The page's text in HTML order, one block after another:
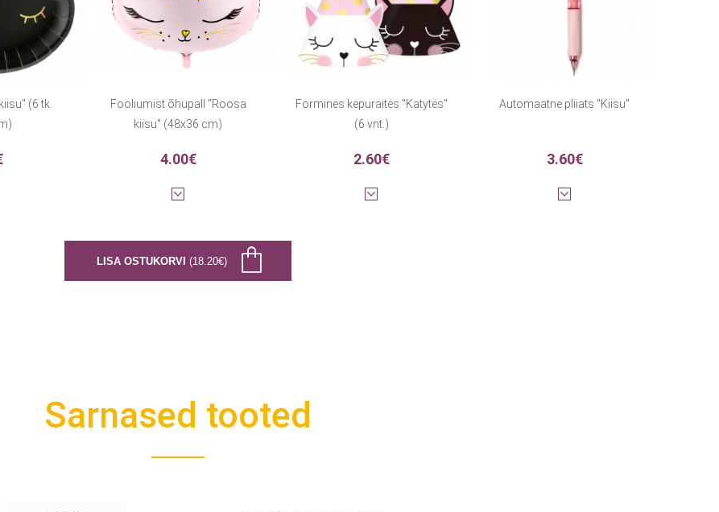
(6 tk.
Fooliumist õhupall "Roosa
kiisu" (48x36 cm)
4.00€
Forminės kepuraitės "Katytės"
(6 vnt.)
2.60€
Automaatne pliiats "Kiisu"
3.60€
LISA OSTUKORVI (18.20€)
Sarnased tooted